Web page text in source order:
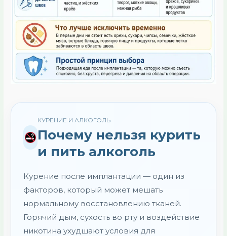
КУРЕНИЕ И АЛКОГОЛЬ
Почему нельзя курить
и пить алкоголь
Курение после имплантации — один из
факторов, который может мешать
нормальному восстановлению тканей.
Горячий дым, сухость во рту и воздействие
никотина ухудшают условия для